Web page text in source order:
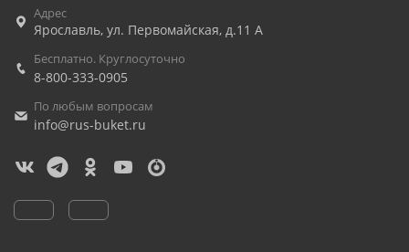
Адрес
Ярославль, ул. Первомайская, д.11 А
Бесплатно. Круглосуточно
8-800-333-0905
По любым вопросам
info@rus-buket.ru